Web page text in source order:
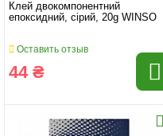
Клей двокомпонентний
епоксидний, сірий, 20g WINSO
Оставить отзыв
44 ₴